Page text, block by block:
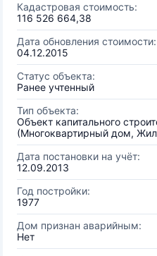
Кадастровая стоимость:
116 526 664,38
Дата обновления стоимости:
04.12.2015
Статус объекта:
Ранее учтенный
Тип объекта:
Объект капитального
(Многоквартирный дом,
Дата постановки на учёт:
12.09.2013
Год постройки:
1977
Дом признан аварийным:
Нет